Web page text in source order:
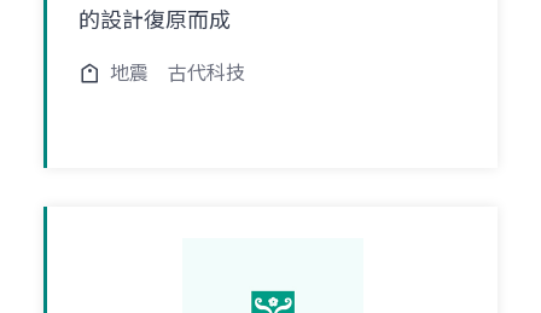
的設計復原而成
地震 古代科技